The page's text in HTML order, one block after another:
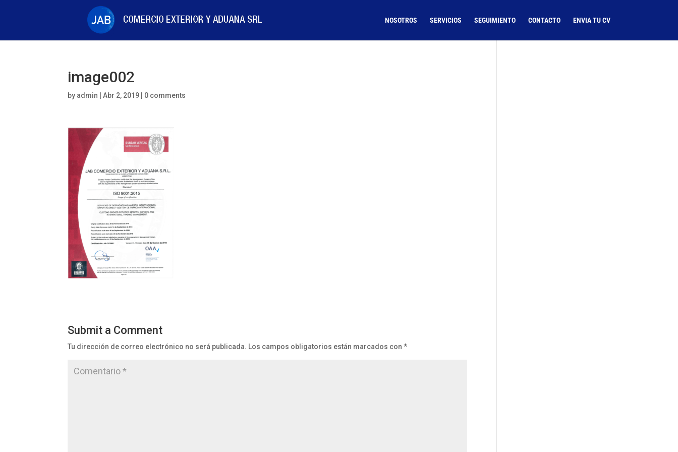
NOSOTROS SERVICIOS SEGUIMIENTO CONTACTO ENVIA TU CV
image002
by admin |Abr 2, 2019 0 comments
Submit a Comment
Tu dirección de correo electrónico no será publicada. Los campos obligatorios están marcados con*